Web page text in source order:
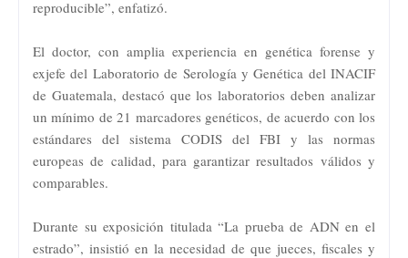
reproducible”, enfatizó.
El doctor, con amplia experiencia en genética forense y
exjefe del Laboratorio de Serología y Genética del INACIF
de Guatemala, destacó que los laboratorios deben analizar
un mínimo de 21 marcadores genéticos, de acuerdo con los
estándares del sistema CODIS del FBI y las normas
europeas de calidad, para garantizar resultados válidos y
comparables.
Durante su exposición titulada “La prueba de ADN en el
estrado”, insistió en la necesidad de que jueces, fiscales y